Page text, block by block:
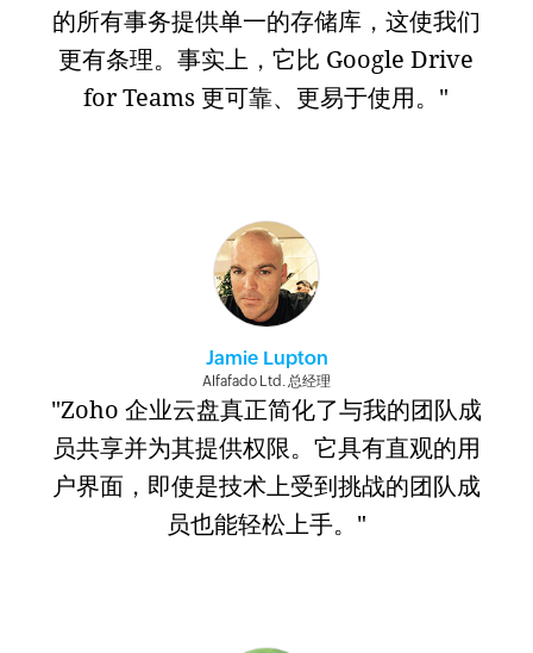
的所有事务提供单一的存储库，这使我们
更有条理。事实上，它比 Google Drive
for Teams 更可靠、更易于使用。"
Jamie Lupton
Alfafado Ltd. 总经理
"Zoho 企业云盘真正简化了与我的团队成
员共享并为其提供权限。它具有直观的用
户界面，即使是技术上受到挑战的团队成
员也能轻松上手。"